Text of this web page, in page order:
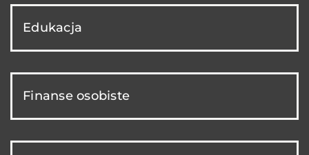
Edukacja
Finanse osobiste